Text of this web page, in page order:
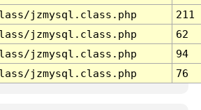
jzmysql.class.php
211
jzmysql.class.php
62
jzmysql.class.php
94
jzmysql.class.php 76